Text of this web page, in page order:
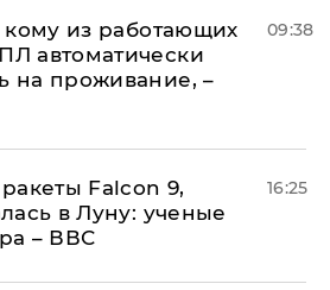
кому из работающих
автоматически
на проживание, –
09:38
Falcon 9,
в Луну: ученые
– ВВС
16:25